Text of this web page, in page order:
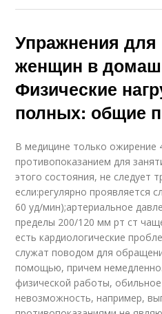
Упражнения
женщин в
Физические
полных: общие
В медицине только ожирение
противопоказанием для
этого состояния, не следует
если:регулярно проявляется
60 уд/мин);артериальное
пределы 200/120 мм рт ст
есть кардиологические
служат поводом для
помощью, причем
физической работы,
невозможность, например,